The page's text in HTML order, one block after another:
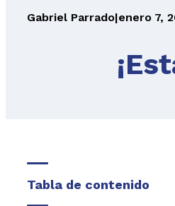
Gabriel Parrado|enero 7,
Tabla de contenido